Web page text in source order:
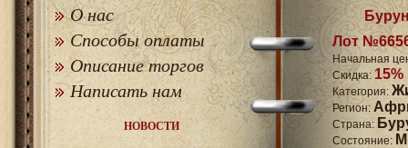
О нас
Способы оплаты
Описание торгов
Написать нам
НОВОСТИ
Лот
Начальная
Скидка: 15%
Категория:
Регион:
Страна:
Состояние: